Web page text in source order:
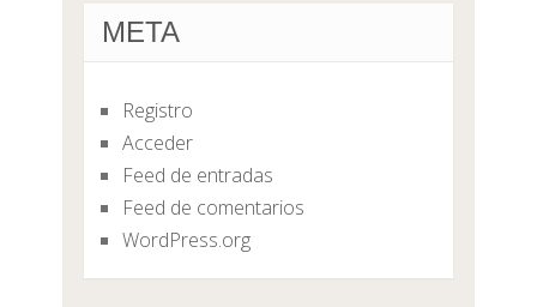
META
Registro
Acceder
Feed de entradas
Feed de comentarios
WordPress.org